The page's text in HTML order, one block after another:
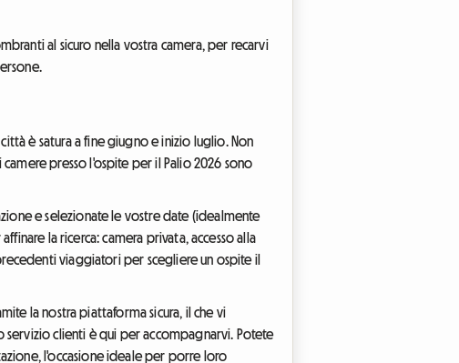
al sicuro nella vostra camera, per recarvi
è satura a fine giugno e inizio luglio. Non
presso l'ospite per il Palio 2026 sono
e selezionate le vostre date (idealmente
la ricerca: camera privata, accesso alla
viaggiatori per scegliere un ospite il
la nostra piattaforma sicura, il che vi
clienti è qui per accompagnarvi. Potete
l'occasione ideale per porre loro